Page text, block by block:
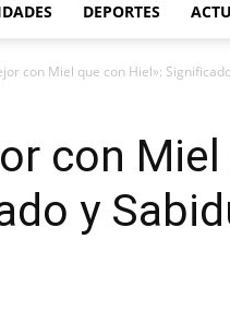
DEPORTES
con Miel que con Hiel»:
con
y